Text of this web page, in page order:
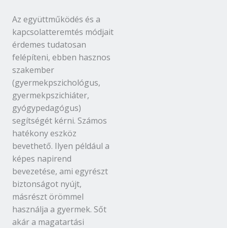
Az együttműködés és a
kapcsolatteremtés módjait
érdemes tudatosan
felépíteni, ebben hasznos
szakember
(gyermekpszichológus,
gyermekpszichiáter,
gyógypedagógus)
segítségét kérni. Számos
hatékony eszköz
bevethető. Ilyen például a
képes napirend
bevezetése, ami egyrészt
biztonságot nyújt,
másrészt örömmel
használja a gyermek. Sőt
akár a magatartási